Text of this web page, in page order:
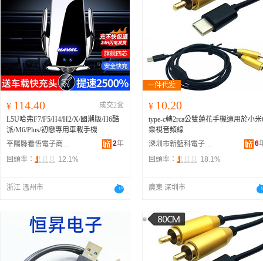
¥ 114.40
成交2套
L5U哈弗F7/F5/H4/H2/X/國潮版/H6酷
派/M6/Plus/初戀專用車載手機
平陽縣看悟電子商務商行
2年
回頭率：
12.1%
浙江 溫州市
¥ 10.20
type-c轉2rca公雙蓮花手機適用於小米
樂視音頻線
深圳市新藍科電子有限公司
6
回頭率：
18.1%
廣東 深圳市